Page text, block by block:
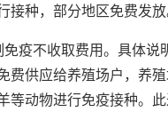
接种，部分地区免费发放
疫不收取费用。具体
费供应给养殖场户，养
等动物进行免疫接种。